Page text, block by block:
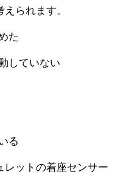
られます。
た
していない
る
レットの着座センサー